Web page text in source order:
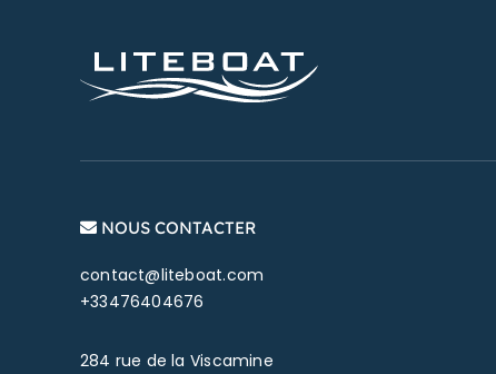
NOUS CONTACTER
contact@liteboat.com
+33476404676
284 rue de la Viscamine